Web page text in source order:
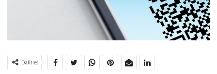
Dalīties